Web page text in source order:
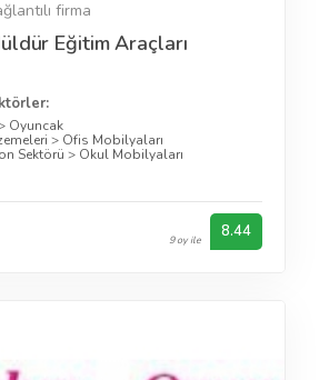
firma
Eğitim Araçları
Oyuncak
> Ofis Mobilyaları
Sektörü > Okul Mobilyaları
9 oy ile 8.44